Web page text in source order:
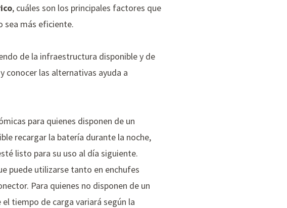
, cuáles son los principales factores que
sea más eficiente.
de la infraestructura disponible y de
conocer las alternativas ayuda a
para quienes disponen de un
recargar la batería durante la noche,
listo para su uso al día siguiente.
puede utilizarse tanto en enchufes
Para quienes no disponen de un
tiempo de carga variará según la